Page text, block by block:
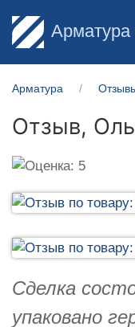
Арматура
Арматура
Отзыв,
Сделка
упаковано